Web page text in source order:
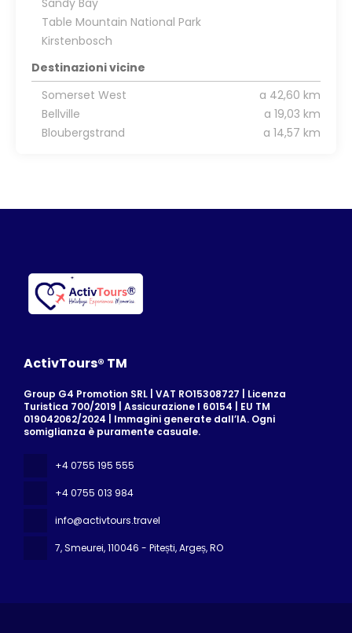
Table Mountain National Park
Kirstenbosch
Destinazioni vicine
Somerset West
a 42,60 km
Bellville
a 19,03 km
Bloubergstrand
a 14,57 km
ActivTours® TM
Group G4 Promotion SRL | VAT RO15308727 | Licenza
Turistica 700/2019 | Assicurazione I 60154 | EU TM
019042062/2024 | Immagini generate dall’IA. Ogni
somiglianza è puramente casuale.
+4 0755 195 555
+4 0755 013 984
info@activtours.travel
7, Smeurei, 110046 - Pitești, Argeș, RO